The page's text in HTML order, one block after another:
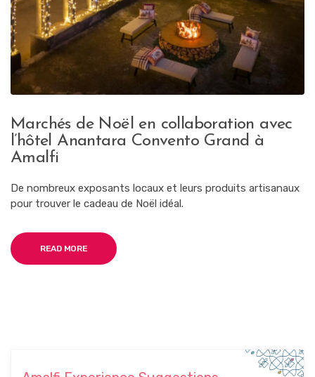
Marchés de Noël en collaboration avec
l’hôtel Anantara Convento Grand à
Amalfi
De nombreux exposants locaux et leurs produits artisanaux
pour trouver le cadeau de Noël idéal.
READ MORE